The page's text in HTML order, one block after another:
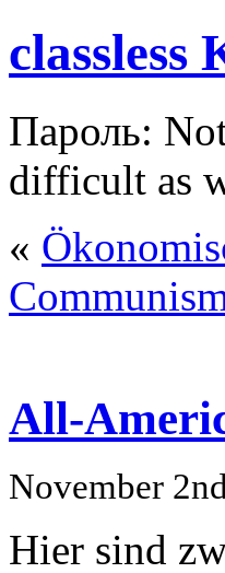
classless
Пароль:
difficult as
«
All-
November
Hier sind